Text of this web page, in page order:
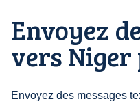
Envoyez
vers Niger
Envoyez des messages